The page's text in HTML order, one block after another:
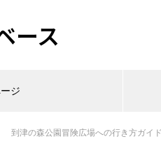
ース
ジ
到津の森公園冒険広場への行き方ガイ